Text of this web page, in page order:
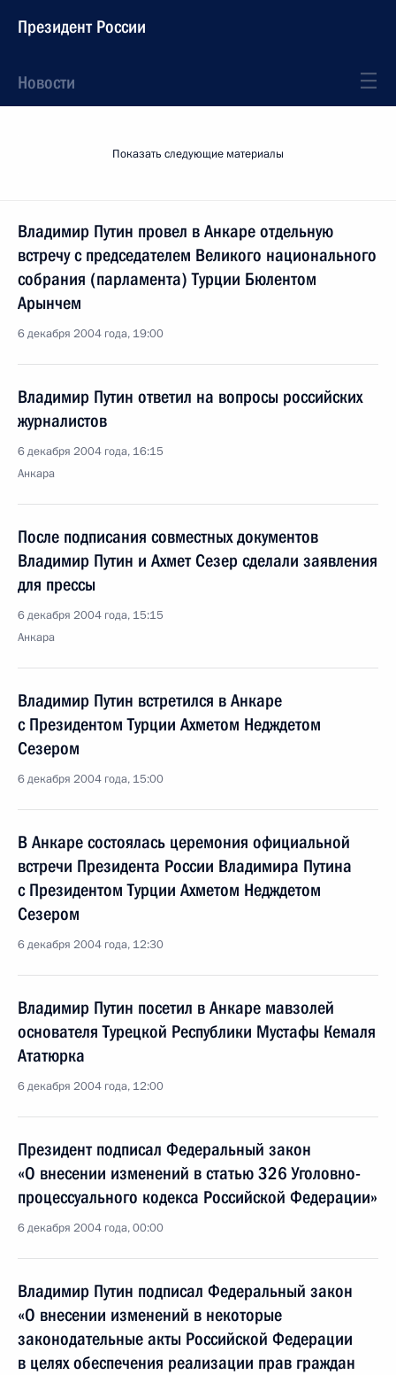
Президент России
Новости
Показать следующие материалы
Владимир Путин провел в Анкаре отдельную
встречу с председателем Великого национального
собрания (парламента) Турции Бюлентом
Арынчем
6 декабря 2004 года, 19:00
Владимир Путин ответил на вопросы российских
журналистов
6 декабря 2004 года, 16:15
Анкара
После подписания совместных документов
Владимир Путин и Ахмет Сезер сделали заявления
для прессы
6 декабря 2004 года, 15:15
Анкара
Владимир Путин встретился в Анкаре
с Президентом Турции Ахметом Недждетом
Сезером
6 декабря 2004 года, 15:00
В Анкаре состоялась церемония официальной
встречи Президента России Владимира Путина
с Президентом Турции Ахметом Недждетом
Сезером
6 декабря 2004 года, 12:30
Владимир Путин посетил в Анкаре мавзолей
основателя Турецкой Республики Мустафы Кемаля
Ататюрка
6 декабря 2004 года, 12:00
Президент подписал Федеральный закон
«О внесении изменений в статью 326 Уголовно-
процессуального кодекса Российской Федерации»
6 декабря 2004 года, 00:00
Владимир Путин подписал Федеральный закон
«О внесении изменений в некоторые
законодательные акты Российской Федерации
в целях обеспечения реализации прав граждан